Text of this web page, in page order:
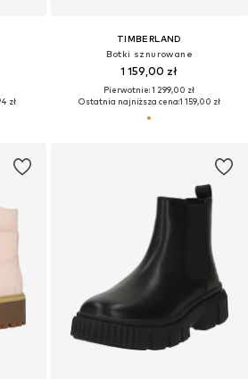
zł
TIMBERLAND
Botki sznurowane
1 159,00 zł
Pierwotnie: 1 299,00 zł
Ostatnia najniższa cena:1 159,00 zł